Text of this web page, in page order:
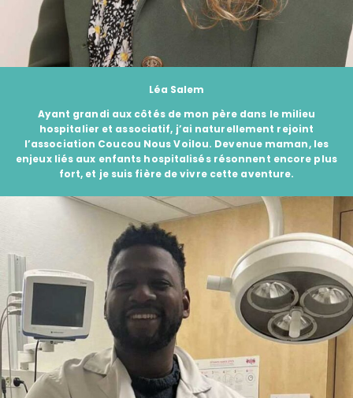
Léa Salem
Ayant grandi aux côtés de mon père dans le milieu
hospitalier et associatif, j’ai naturellement rejoint
l’association Coucou Nous Voilou. Devenue maman, les
enjeux liés aux enfants hospitalisés résonnent encore plus
fort, et je suis fière de vivre cette aventure.